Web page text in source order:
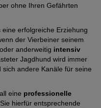
ohne Ihren Gefährten
erfolgreiche Erziehung
der Vierbeiner seinem
anderweitig intensiv
Jagdhund wird immer
sich andere Kanäle für seine
eine professionelle
Sie hierfür entsprechende